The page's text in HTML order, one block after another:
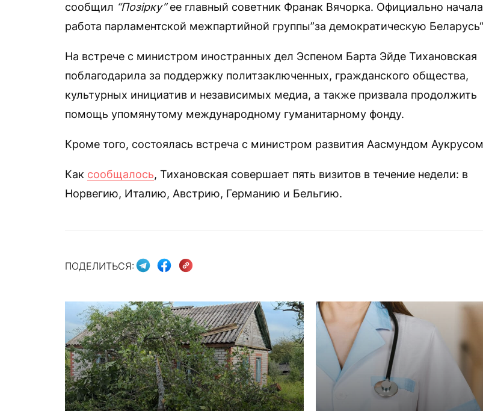
сообщил “Позірку”ее главный советник Франак Вячорка. Официально
работа парламентской межпартийной группы”за демократическую
На встрече с министром иностранных дел Эспеном Барта Эйде Тихановская
поблагодарила за поддержку политзаключенных, гражданского общества,
культурных инициатив и независимых медиа, а также призвала продолжить
помощь упомянутому международному гуманитарному фонду.
Кроме того, состоялась встреча с министром развития Аасмундом
Как сообщалось, Тихановская совершает пять визитов в течение недели: в
Норвегию, Италию, Австрию, Германию и Бельгию.
ПОДЕЛИТЬСЯ: